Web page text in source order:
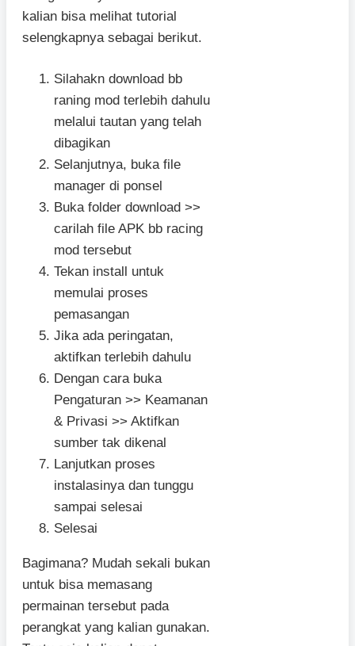
kalian bisa melihat tutorial
selengkapnya sebagai berikut.
Silahakn download bb
raning mod terlebih dahulu
melalui tautan yang telah
dibagikan
Selanjutnya, buka file
manager di ponsel
Buka folder download >>
carilah file APK bb racing
mod tersebut
Tekan install untuk
memulai proses
pemasangan
Jika ada peringatan,
aktifkan terlebih dahulu
Dengan cara buka
Pengaturan >> Keamanan
& Privasi >> Aktifkan
sumber tak dikenal
Lanjutkan proses
instalasinya dan tunggu
sampai selesai
Selesai
Bagimana? Mudah sekali bukan
untuk bisa memasang
permainan tersebut pada
perangkat yang kalian gunakan.